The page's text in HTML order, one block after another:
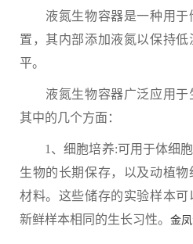
液氮生物容器是一种用于
置，其内部添加液氮以保持
平。
液氮生物容器广泛应用于
其中的几个方面：
1、细胞培养:可用于体细胞
生物的长期保存，以及动植
材料。这些储存的实验样本
新鲜样本相同的生长习性。 金